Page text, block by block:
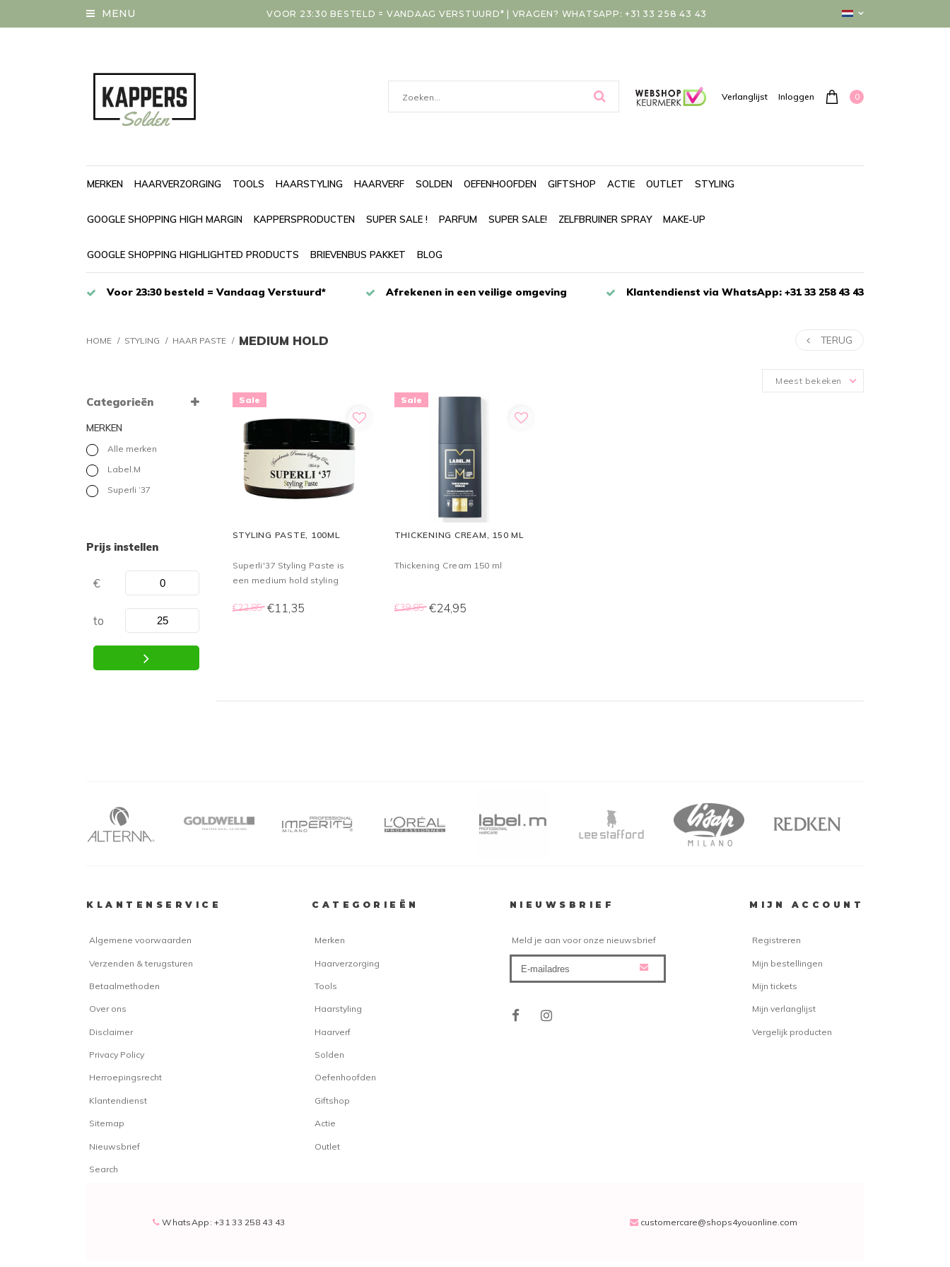
MENU VOOR 23:30 BESTELD = VANDAAG VERSTUURD* | VRAGEN? WHATSAPP: +31 33 258 43 43
Verlanglijst Inloggen 0
MERKEN HAARVERZORGING TOOLS HAARSTYLING HAARVERF SOLDEN OEFENHOOFDEN GIFTSHOP ACTIE OUTLET STYLING
GOOGLE SHOPPING HIGH MARGIN KAPPERSPRODUCTEN SUPER SALE ! PARFUM SUPER SALE! ZELFBRUINER SPRAY MAKE-UP
GOOGLE SHOPPING HIGHLIGHTED PRODUCTS BRIEVENBUS PAKKET BLOG
Voor 23:30 besteld = Vandaag Verstuurd* Afrekenen in een veilige omgeving Klantendienst via WhatsApp: +31 33 258 43 43
HOME / STYLING / HAAR PASTE / MEDIUM HOLD TERUG
Meest bekeken
Categorieën
MERKEN
Alle merken
Label.M
Superli ‘37
Prijs instellen
€
to
Sale
STYLING PASTE, 100ML
Superli'37 Styling Paste is
een medium hold styling
van een matte look.
€22,85 €11,35
Sale
THICKENING CREAM, 150 ML
Thickening Cream 150 ml
€39,85 €24,95
KLANTENSERVICE
Algemene voorwaarden
Verzenden & terugsturen
Betaalmethoden
Over ons
Disclaimer
Privacy Policy
Herroepingsrecht
Klantendienst
Sitemap
Nieuwsbrief
Search
CATEGORIEËN
Merken
Haarverzorging
Tools
Haarstyling
Haarverf
Solden
Oefenhoofden
Giftshop
Actie
Outlet
NIEUWSBRIEF
Meld je aan voor onze nieuwsbrief
MIJN ACCOUNT
Registreren
Mijn bestellingen
Mijn tickets
Mijn verlanglijst
Vergelijk producten
WhatsApp: +31 33 258 43 43 customercare@shops4youonline.com